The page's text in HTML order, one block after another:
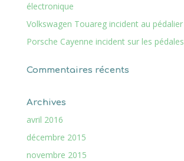
électronique
Volkswagen Touareg incident au pédalier
Porsche Cayenne incident sur les pédales
Commentaires récents
Archives
avril 2016
décembre 2015
novembre 2015